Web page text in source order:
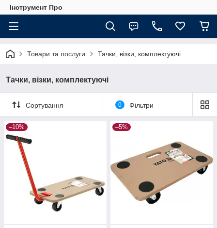
Інструмент Про
Товари та послуги Тачки, візки, комплектуючі
Тачки, візки, комплектуючі
Сортування 0 Фільтри
–10% –5%